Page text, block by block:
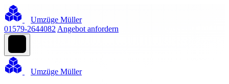
Umzüge Müller
01579-2644082 Angebot anfordern
Umzüge Müller